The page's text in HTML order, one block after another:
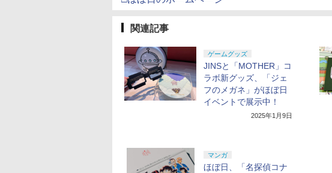
関連記事
ゲームグッズ
JINSと「MOTHER」コ
ラボ新グッズ、「ジェ
フのメガネ」がほぼ日
イベントで展示中！
2025年1月9日
マンガ
ほぼ日、「名探偵コナ